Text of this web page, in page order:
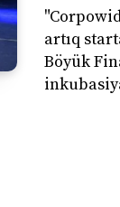
artıq
Böyük Finala